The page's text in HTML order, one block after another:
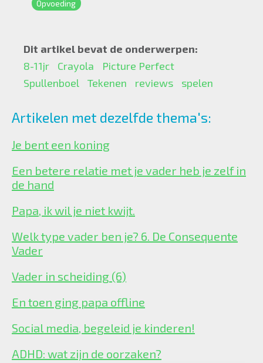
Opvoeding
Dit artikel bevat de onderwerpen:
8-11jr
Crayola
Picture Perfect
Spullenboel
Tekenen reviews spelen
Artikelen met dezelfde thema's:
Je bent een koning
Een betere relatie met je vader heb je zelf in
de hand
Papa, ik wil je niet kwijt.
Welk type vader ben je? 6. De Consequente
Vader
Vader in scheiding (6)
En toen ging papa offline
Social media, begeleid je kinderen!
ADHD: wat zijn de oorzaken?